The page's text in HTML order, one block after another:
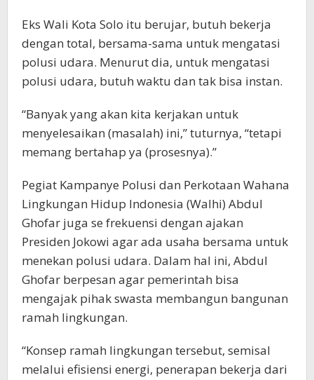
Eks Wali Kota Solo itu berujar, butuh bekerja
dengan total, bersama-sama untuk mengatasi
polusi udara. Menurut dia, untuk mengatasi
polusi udara, butuh waktu dan tak bisa instan.
“Banyak yang akan kita kerjakan untuk
menyelesaikan (masalah) ini,” tuturnya, “tetapi
memang bertahap ya (prosesnya).”
Pegiat Kampanye Polusi dan Perkotaan Wahana
Lingkungan Hidup Indonesia (Walhi) Abdul
Ghofar juga se frekuensi dengan ajakan
Presiden Jokowi agar ada usaha bersama untuk
menekan polusi udara. Dalam hal ini, Abdul
Ghofar berpesan agar pemerintah bisa
mengajak pihak swasta membangun bangunan
ramah lingkungan.
“Konsep ramah lingkungan tersebut, semisal
melalui efisiensi energi, penerapan bekerja dari